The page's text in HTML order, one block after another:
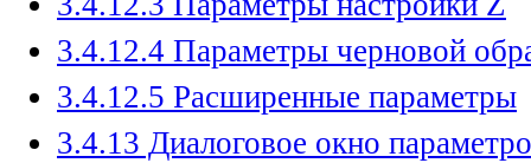
3.4.12.4 Параметры черновой
3.4.12.5 Расширенные параметры
3.4.13 Диалоговое окно